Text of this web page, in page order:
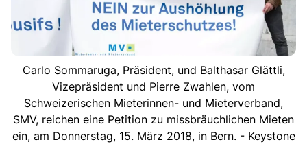
Carlo Sommaruga, Präsident, und Balthasar Glättli,
Vizepräsident und Pierre Zwahlen, vom
Schweizerischen Mieterinnen- und Mieterverband,
SMV, reichen eine Petition zu missbräuchlichen Mieten
ein, am Donnerstag, 15. März 2018, in Bern. - Keystone